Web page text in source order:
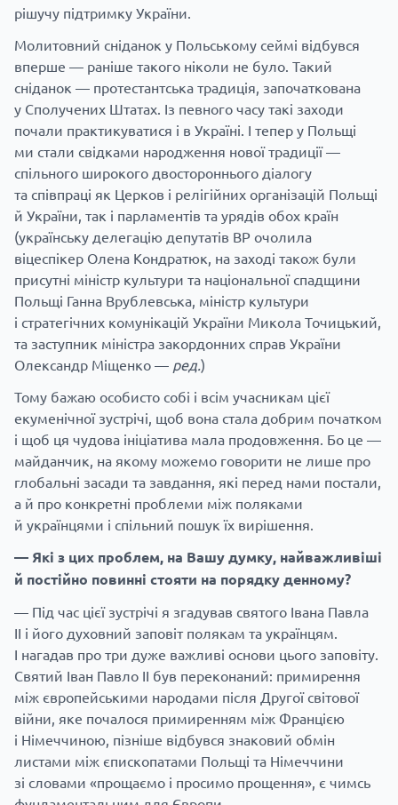
рішучу підтримку України.
Молитовний сніданок у Польському сеймі відбувся
вперше — раніше такого ніколи не було. Такий
сніданок — протестантська традиція, започаткована
у Сполучених Штатах. Із певного часу такі заходи
почали практикуватися і в Україні. І тепер у Польщі
ми стали свідками народження нової традиції —
спільного широкого двостороннього діалогу
та співпраці як Церков і релігійних організацій Польщі
й України, так і парламентів та урядів обох країн
(українську делегацію депутатів ВР очолила
віцеспікер Олена Кондратюк, на заході також були
присутні міністр культури та національної спадщини
Польщі Ганна Врублевська, міністр культури
і стратегічних комунікацій України Микола Точицький,
та заступник міністра закордонних справ України
Олександр Міщенко — ред.)
Тому бажаю особисто собі і всім учасникам цієї
екуменічної зустрічі, щоб вона стала добрим початком
і щоб ця чудова ініціатива мала продовження. Бо це —
майданчик, на якому можемо говорити не лише про
глобальні засади та завдання, які перед нами постали,
а й про конкретні проблеми між поляками
й українцями і спільний пошук їх вирішення.
— Які з цих проблем, на Вашу думку, найважливіші
й постійно повинні стояти на порядку денному?
— Під час цієї зустрічі я згадував святого Івана Павла
II і його духовний заповіт полякам та українцям.
І нагадав про три дуже важливі основи цього заповіту.
Святий Іван Павло II був переконаний: примирення
між європейськими народами після Другої світової
війни, яке почалося примиренням між Францією
і Німеччиною, пізніше відбувся знаковий обмін
листами між єпископатами Польщі та Німеччини
зі словами «прощаємо і просимо прощення», є чимсь